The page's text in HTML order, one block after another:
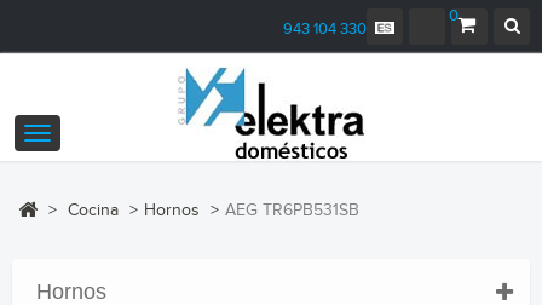
0
943 104 330
Navegación
Toggle
> Cocina > Hornos > AEG TR6PB531SB
Hornos